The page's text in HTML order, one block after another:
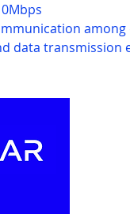
data transmission